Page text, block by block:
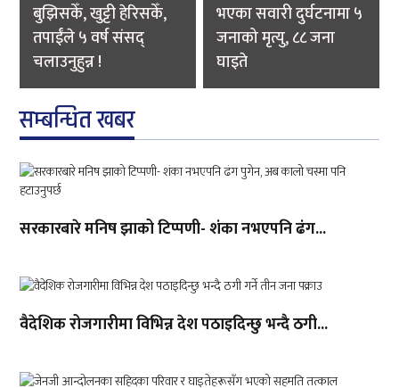
बुझिसकेँ, खुट्टी हेरिसकेँ,
तपाईंले ५ वर्ष संसद्
चलाउनुहुन्न !
भएका सवारी दुर्घटनामा ५
जनाको मृत्यु, ८८ जना
घाइते
सम्बन्धित खबर
सरकारबारे मनिष झाको टिप्पणी- शंका नभएपनि ढंग...
वैदेशिक रोजगारीमा विभिन्न देश पठाइदिन्छु भन्दै ठगी...